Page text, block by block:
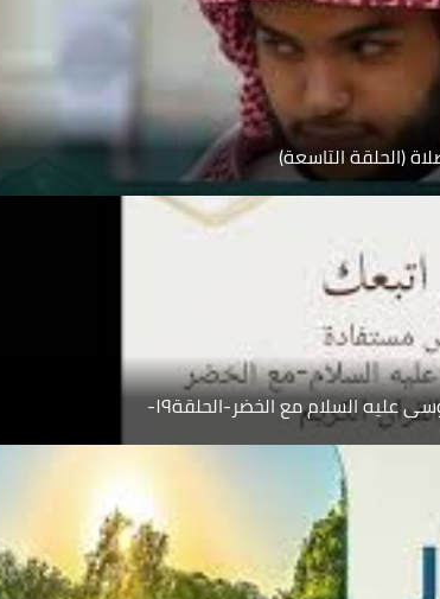
(الحلقة التاسعة)
السلام مع الخضر-الحلقة١٩-